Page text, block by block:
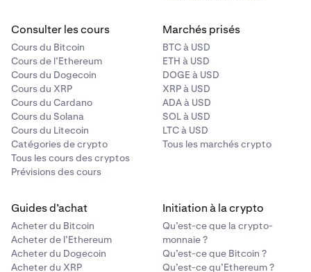
Consulter les cours
Cours du Bitcoin
Cours de l’Ethereum
Cours du Dogecoin
Cours du XRP
Cours du Cardano
Cours du Solana
Cours du Litecoin
Catégories de crypto
Tous les cours des cryptos
Prévisions des cours
Marchés prisés
BTC à USD
ETH à USD
DOGE à USD
XRP à USD
ADA à USD
SOL à USD
LTC à USD
Tous les marchés crypto
Guides d’achat
Acheter du Bitcoin
Acheter de l’Ethereum
Acheter du Dogecoin
Acheter du XRP
Initiation à la crypto
Qu’est-ce que la crypto-
monnaie ?
Qu’est-ce que Bitcoin ?
Qu’est-ce qu’Ethereum ?